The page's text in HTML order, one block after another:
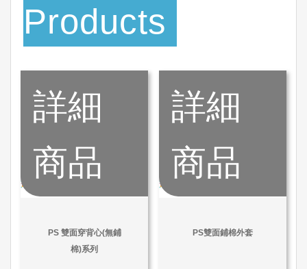
Products
詳細
商品
PS 雙面穿背心(無鋪
棉)系列
詳細
商品
PS雙面鋪棉外套